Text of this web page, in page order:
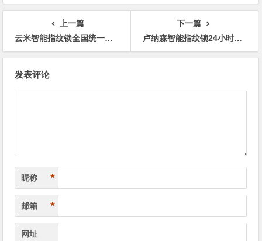
上一篇
云米智能指纹锁全国统一热线400受理客服中心全国
下一篇
卢纳森智能指纹锁24小时厂家24小时售后400电话
发表评论
昵称 *
邮箱 *
网址